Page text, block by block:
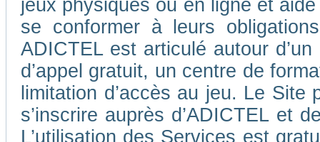
jeux physiques ou en ligne et
se conformer à leurs
ADICTEL est articulé autour
d’appel gratuit, un centre de
limitation d’accès au jeu. Le
s’inscrire auprès d’ADICTEL et
L’utilisation des Services est